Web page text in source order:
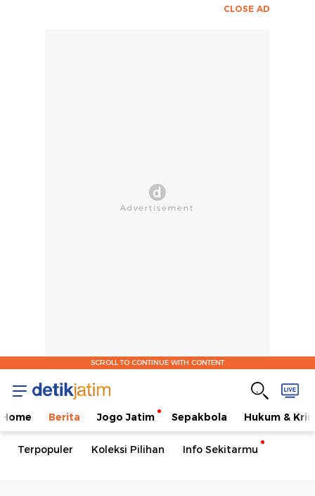
CLOSE AD
SCROLL TO CONTINUE WITH CONTENT
Home Berita Jogo Jatim Sepakbola Hukum &
Terpopuler Koleksi Pilihan Info Sekitarmu